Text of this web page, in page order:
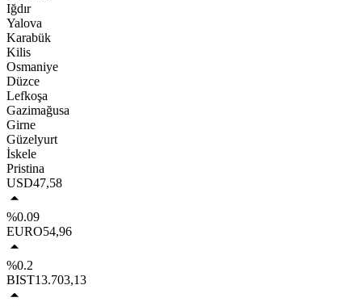
Iğdır
Yalova
Karabük
Kilis
Osmaniye
Düzce
Lefkoşa
Gazimağusa
Girne
Güzelyurt
İskele
Pristina
USD47,58
%0.09
EURO54,96
%0.2
BIST13.703,13